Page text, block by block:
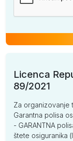
Licenca
89/2021
Za organizovanje
Garantna polisa
- GARANTNA
štete osiguranika